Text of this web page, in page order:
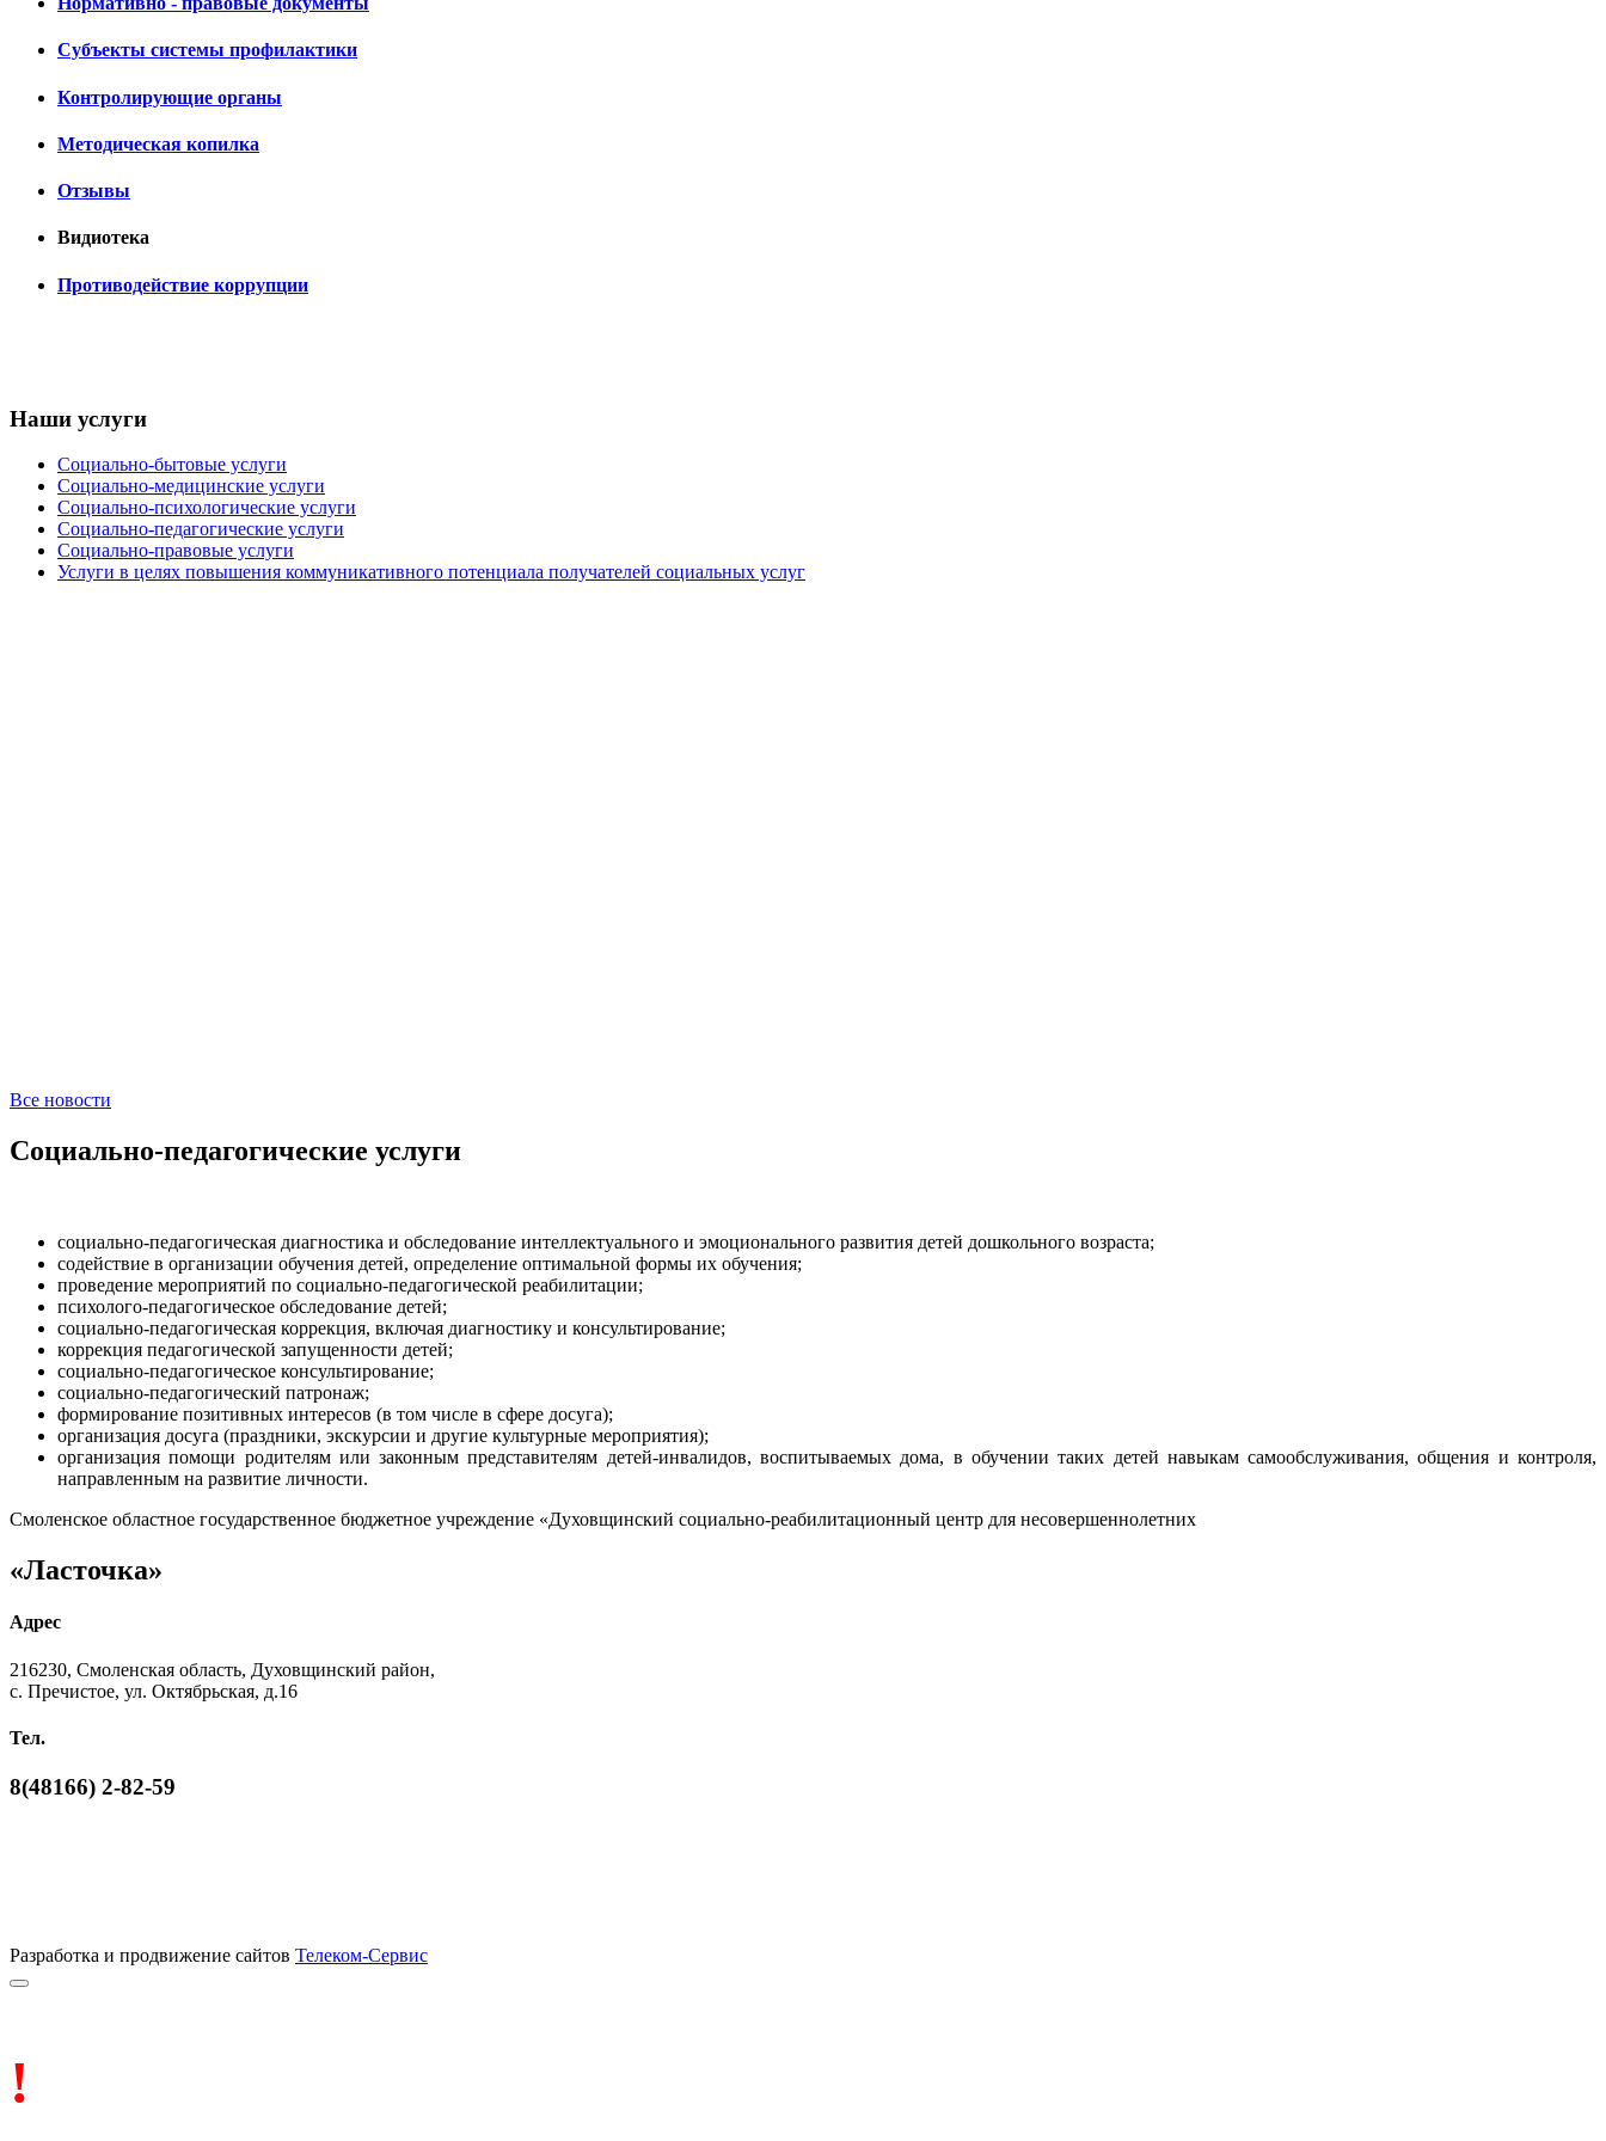
Субъекты системы профилактики
Контролирующие органы
Методическая копилка
Отзывы
Видиотека
Противодействие коррупции
Наши услуги
Социально-бытовые услуги
Социально-медицинские услуги
Социально-психологические услуги
Социально-педагогические услуги
Социально-правовые услуги
Услуги в целях повышения коммуникативного потенциала получателей социальных услуг
Все новости
Социально-педагогические услуги
социально-педагогическая диагностика и обследование интеллектуального и эмоционального развития детей дошкольного возраста;
содействие в организации обучения детей, определение оптимальной формы их обучения;
проведение мероприятий по социально-педагогической реабилитации;
психолого-педагогическое обследование детей;
социально-педагогическая коррекция, включая диагностику и консультирование;
коррекция педагогической запущенности детей;
социально-педагогическое консультирование;
социально-педагогический патронаж;
формирование позитивных интересов (в том числе в сфере досуга);
организация досуга (праздники, экскурсии и другие культурные мероприятия);
организация помощи родителям или законным представителям детей-инвалидов, воспитываемых дома, в обучении таких детей навыкам самообслуживания, общения и контроля,
направленным на развитие личности.
Смоленское областное государственное бюджетное учреждение «Духовщинский социально-реабилитационный центр для несовершеннолетних
«Ласточка»
Адрес
216230, Смоленская область, Духовщинский район,
с. Пречистое, ул. Октябрьская, д.16
Тел.
8(48166) 2-82-59
Разработка и продвижение сайтов Телеком-Сервис
!